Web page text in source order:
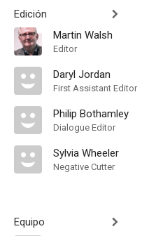
Edición
Martin Walsh
Editor
Daryl Jordan
First Assistant Editor
Philip Bothamley
Dialogue Editor
Sylvia Wheeler
Negative Cutter
Equipo